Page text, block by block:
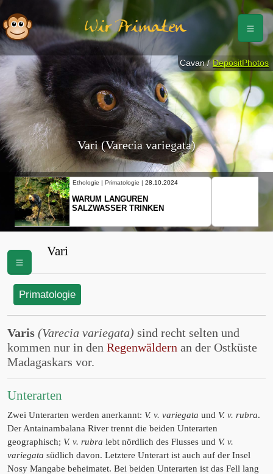
Wir Primaten
Vari (Varecia variegata)
Ethologie | Primatologie | 10.10.2024
NEUES VON WEIBLICHEN
SCHOPFGIBBONS UND IHRER
Cavan / DepositPhotos
Vari
Primatologie
Varis (Varecia variegata) sind recht selten und
kommen nur in den Regenwäldern an der Ostküste
Madagaskars vor.
Unterarten
Zwei Unterarten werden anerkannt: V. v. variegata und V. v. rubra.
Der Antainambalana River trennt die beiden Unterarten
geographisch; V. v. rubra lebt nördlich des Flusses und V. v.
variegata südlich davon. Letztere Unterart ist auch auf der Insel
Nosy Mangabe beheimatet. Bei beiden Unterarten ist das Fell lang